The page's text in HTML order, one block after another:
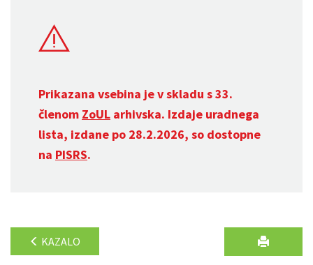
Prikazana vsebina je v skladu s 33.
členom ZoUL arhivska. Izdaje uradnega
lista, izdane po 28.2.2026, so dostopne
na PISRS.
KAZALO